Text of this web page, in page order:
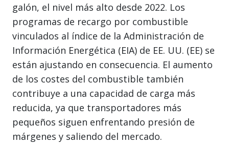
galón, el nivel más alto desde 2022. Los
programas de recargo por combustible
vinculados al índice de la Administración de
Información Energética (EIA) de EE. UU. (EE) se
están ajustando en consecuencia. El aumento
de los costes del combustible también
contribuye a una capacidad de carga más
reducida, ya que transportadores más
pequeños siguen enfrentando presión de
márgenes y saliendo del mercado.